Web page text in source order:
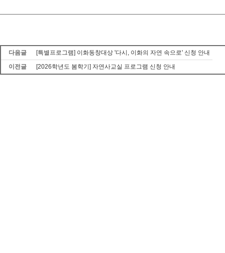
다음글
[특별프로그램] 이화동창대상 '다시, 이화의 자연 속으로' 신청 안내
이전글
[2026학년도 봄학기] 자연사교실 프로그램 신청 안내